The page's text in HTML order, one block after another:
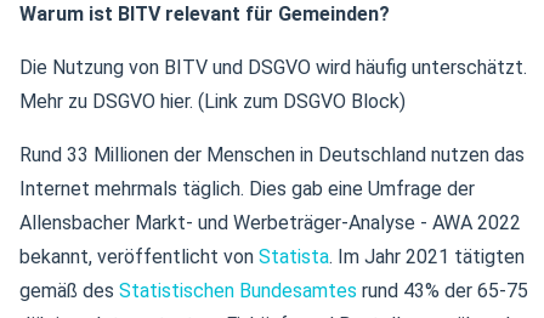
Warum ist BITV relevant für Gemeinden?
Die Nutzung von BITV und DSGVO wird häufig unterschätzt.
Mehr zu DSGVO hier. (Link zum DSGVO Block)
Rund 33 Millionen der Menschen in Deutschland nutzen das
Internet mehrmals täglich. Dies gab eine Umfrage der
Allensbacher Markt- und Werbeträger-Analyse - AWA 2022
bekannt, veröffentlicht von Statista. Im Jahr 2021 tätigten
gemäß des Statistischen Bundesamtes rund 43% der 65-75